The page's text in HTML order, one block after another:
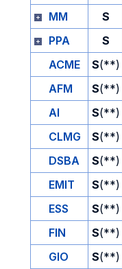
MM
S
PPA
S
ACME
S(**)
AFM
S(**)
AI
S(**)
CLMG
S(**)
DSBA
S(**)
EMIT
S(**)
ESS
S(**)
FIN
S(**)
GIO
S(**)